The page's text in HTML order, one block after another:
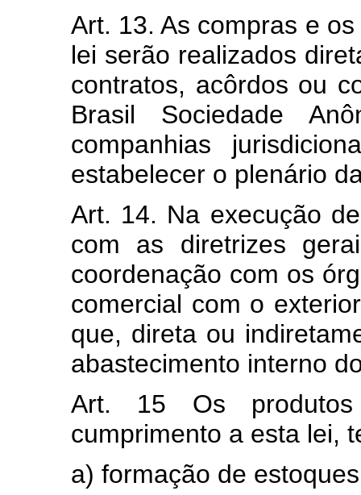
Art. 13. As compras e
lei serão realizados
contratos, acôrdos ou
Brasil Sociedade
companhias
estabelecer o plenário
Art. 14. Na execução
com as diretrizes
coordenação com os
comercial com o
que, direta ou
abastecimento interno
Art. 15 Os
cumprimento a esta lei,
a) formação de